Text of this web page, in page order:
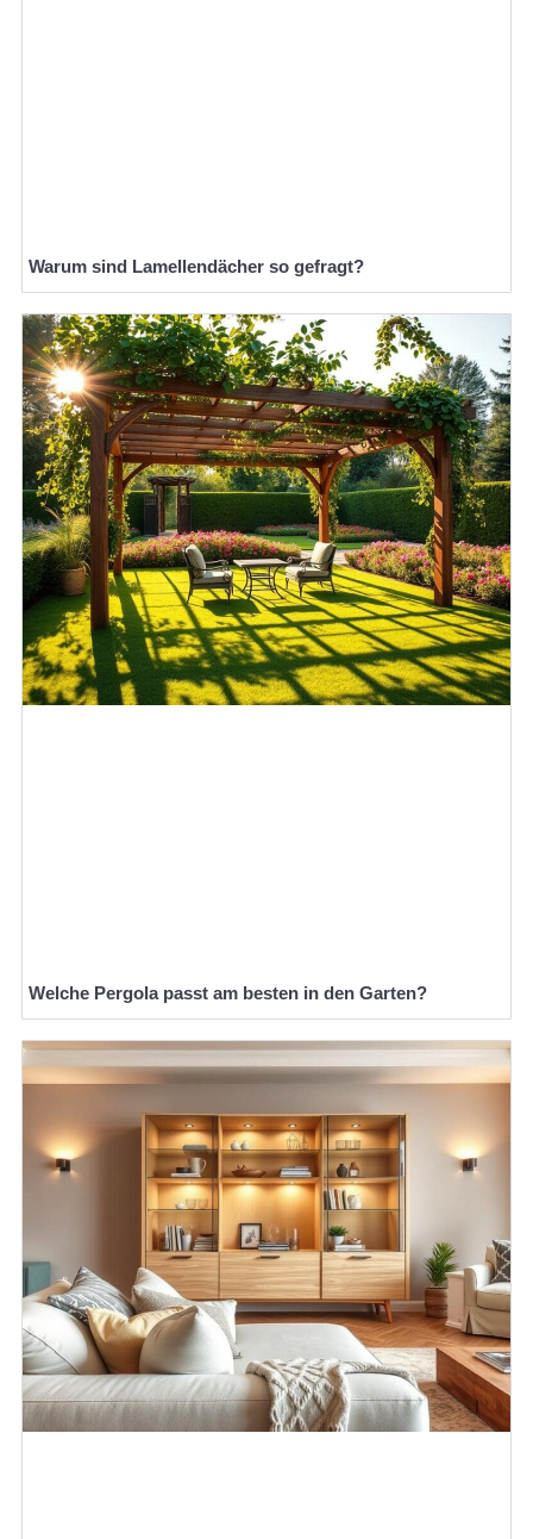
Warum sind Lamellendächer so gefragt?
Welche Pergola passt am besten in den Garten?